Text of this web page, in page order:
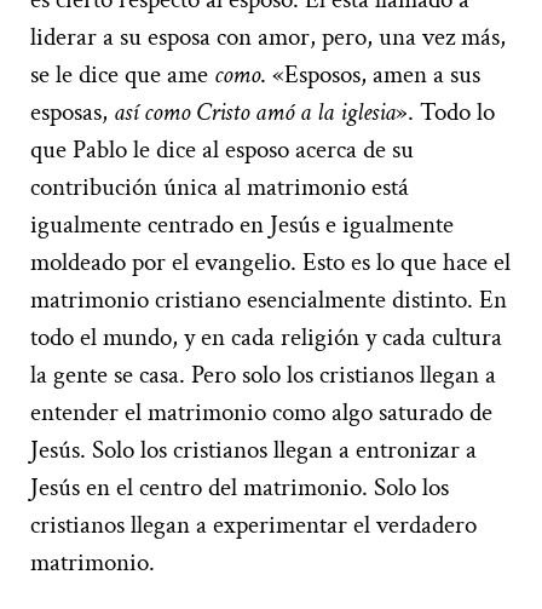
liderar a su esposa con amor, pero, una vez más,
se le dice que ame como. «Esposos, amen a sus
esposas, así como Cristo amó a la iglesia». Todo lo
que Pablo le dice al esposo acerca de su
contribución única al matrimonio está
igualmente centrado en Jesús e igualmente
moldeado por el evangelio. Esto es lo que hace el
matrimonio cristiano esencialmente distinto. En
todo el mundo, y en cada religión y cada cultura
la gente se casa. Pero solo los cristianos llegan a
entender el matrimonio como algo saturado de
Jesús. Solo los cristianos llegan a entronizar a
Jesús en el centro del matrimonio. Solo los
cristianos llegan a experimentar el verdadero
matrimonio.